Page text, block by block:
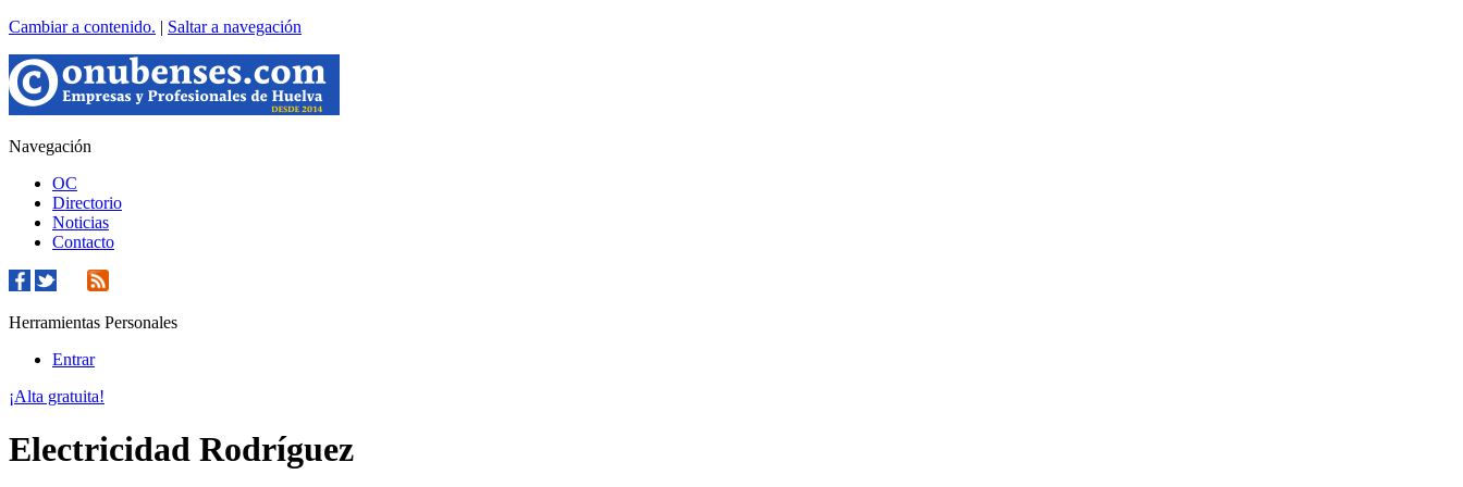
Cambiar a contenido. | Saltar a navegación
Navegación
OC
Directorio
Noticias
Contacto
Herramientas Personales
Entrar
¡Alta gratuita!
Electricidad Rodríguez